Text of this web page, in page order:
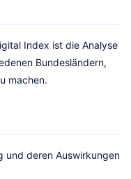
Index ist die Analyse
Bundesländern,
machen.
und deren Auswirkungen